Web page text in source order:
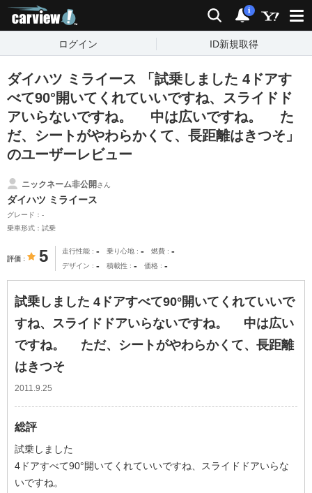
検索 通知
i
ログイン ID新規取得
ダイハツ ミライース 「試乗しました 4ドアす
べて90°開いてくれていいですね、スライドド
アいらないですね。 中は広いですね。 た
だ、シートがやわらかくて、長距離はきつそ」
のユーザーレビュー
ニックネーム非公開さん
ダイハツ ミライース
グレード：-
乗車形式：試乗
評価 5 走行性能 - 乗り心地 - 燃費 -
デザイン - 積載性 - 価格 -
試乗しました 4ドアすべて90°開いてくれていいで
すね、スライドドアいらないですね。 中は広い
ですね。 ただ、シートがやわらかくて、長距離
はきつそ
2011.9.25
総評
試乗しました
4ドアすべて90°開いてくれていいですね、スライドドアいらな
いですね。